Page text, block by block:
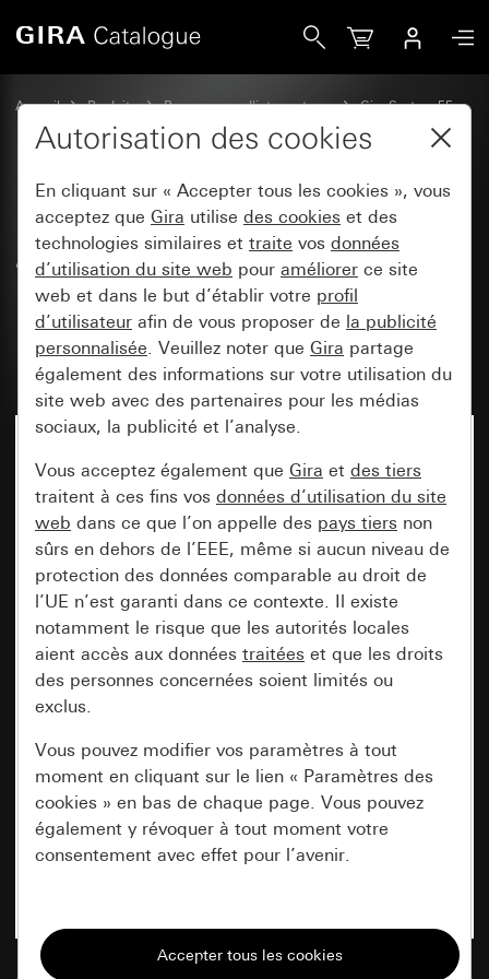
Accueil Produits Programmes d'interrupteurs
Gira System 55
Prises
Prise SCHUKO 16 A 250 V~
avec protection renforcée contre
les contacts accidentels (Safety
Plus) et alimentation en tension
USB 2x Type A / Type C
Autorisation des cookies
En cliquant sur « Accepter tous les cookies », vous
acceptez que Gira utilise des cookies et des
technologies similaires et traite vos données
d’utilisation du site web pour améliorer ce site
web et dans le but d’établir votre profil
d’utilisateur afin de vous proposer de la publicité
personnalisée. Veuillez noter que Gira partage
également des informations sur votre utilisation du
site web avec des partenaires pour les médias
sociaux, la publicité et l’analyse.
Vous acceptez également que Gira et des tiers
traitent à ces fins vos données d’utilisation du site
web dans ce que l’on appelle des pays tiers non
sûrs en dehors de l’EEE, même si aucun niveau de
protection des données comparable au droit de
l’UE n’est garanti dans ce contexte. Il existe
notamment le risque que les autorités locales
aient accès aux données traitées et que les droits
des personnes concernées soient limités ou
exclus.
Vous pouvez modifier vos paramètres à tout
moment en cliquant sur le lien « Paramètres des
cookies » en bas de chaque page. Vous pouvez
également y révoquer à tout moment votre
consentement avec effet pour l’avenir.
Tous les cookies dont nous avons besoin pour